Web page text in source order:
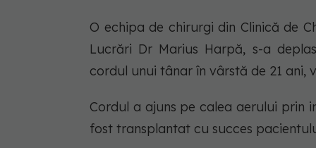
O echipa de chirurgi din Clinică de
Lucrări Dr Marius Harpă, s-a
cordul unui tânar în vârstă de 21 ani,
Cordul a ajuns pe calea aerului prin
fost transplantat cu succes